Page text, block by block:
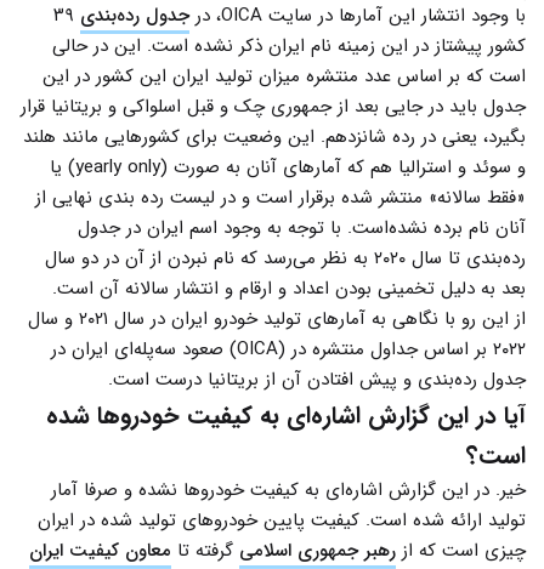
با وجود انتشار این آمارها در سایت OICA، در جدول رده‌بندی ۳۹
کشور پیشتاز در این زمینه نام ایران ذکر نشده است. این در حالی
است که بر اساس عدد منتشره میزان تولید ایران این کشور در این
جدول باید در جایی بعد از جمهوری چک و قبل اسلواکی و بریتانیا قرار
بگیرد، یعنی در رده شانزدهم. این وضعیت برای کشورهایی مانند هلند
و سوئد و استرالیا هم که آمارهای آنان به صورت (yearly only) یا
«فقط سالانه» منتشر شده برقرار است و در لیست رده بندی نهایی از
آنان نام برده نشده‌است. با توجه به وجود اسم ایران در جدول
رده‌بندی تا سال ۲۰۲۰ به نظر می‌رسد که نام نبردن از آن در دو سال
بعد به دلیل تخمینی بودن اعداد و ارقام و انتشار سالانه آن است.
از این رو با نگاهی به آمارهای تولید خودرو ایران در سال ۲۰۲۱ و سال
۲۰۲۲ بر اساس جداول منتشره در (OICA) صعود سه‌پله‌ای ایران در
جدول رده‌بندی و پیش افتادن آن از بریتانیا درست است.
آیا در این گزارش اشاره‌ای به کیفیت خودروها شده
است؟
خیر. در این گزارش اشاره‌ای به کیفیت خودروها نشده و صرفا آمار
تولید ارائه شده است. کیفیت پایین خودروهای تولید شده در ایران
چیزی است که از رهبر جمهوری اسلامی گرفته تا معاون کیفیت ایران